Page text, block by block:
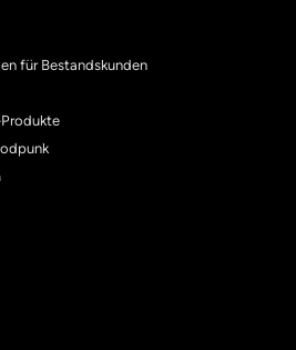
für Bestandskunden